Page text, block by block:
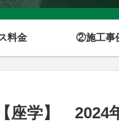
料金 ②施工事
座学】 2024